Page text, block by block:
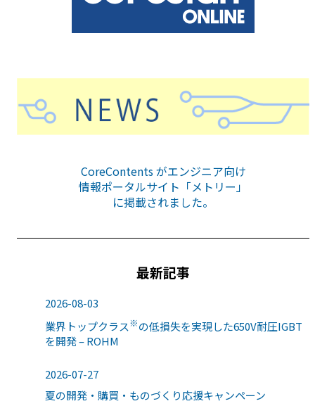
CoreContents がエンジニア向け
情報ポータルサイト「メトリー」
に掲載されました。
最新記事
2026-08-03
業界トップクラス※の低損失を実現した650V耐圧IGBT
を開発 – ROHM
2026-07-27
夏の開発・購買・ものづくり応援キャンペーン